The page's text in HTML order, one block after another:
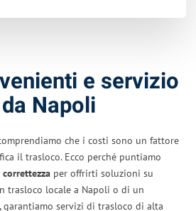
e servizio
Napoli
che i costi sono un fattore
il trasloco. Ecco perché puntiamo
per offrirti soluzioni su
trasloco locale a Napoli o di un
servizi di trasloco di alta